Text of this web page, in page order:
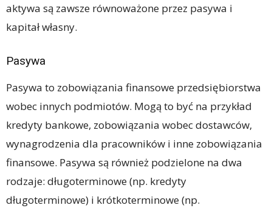
aktywa są zawsze równoważone przez pasywa i
kapitał własny.
Pasywa
Pasywa to zobowiązania finansowe przedsiębiorstwa
wobec innych podmiotów. Mogą to być na przykład
kredyty bankowe, zobowiązania wobec dostawców,
wynagrodzenia dla pracowników i inne zobowiązania
finansowe. Pasywa są również podzielone na dwa
rodzaje: długoterminowe (np. kredyty
długoterminowe) i krótkoterminowe (np.